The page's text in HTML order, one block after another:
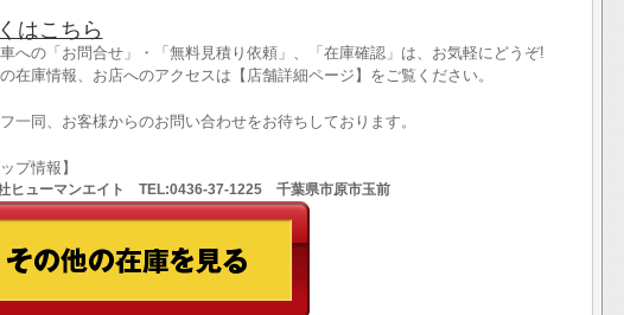
はこちら
への「お問合せ」・「無料見積り依頼」、「在庫確認」は、お気軽にどうぞ!
在庫情報、お店へのアクセスは【店舗詳細ページ】をご覧ください。
一同、お客様からのお問い合わせをお待ちしております。
ップ情報】
ヒューマンエイト TEL:0436-37-1225 千葉県市原市玉前